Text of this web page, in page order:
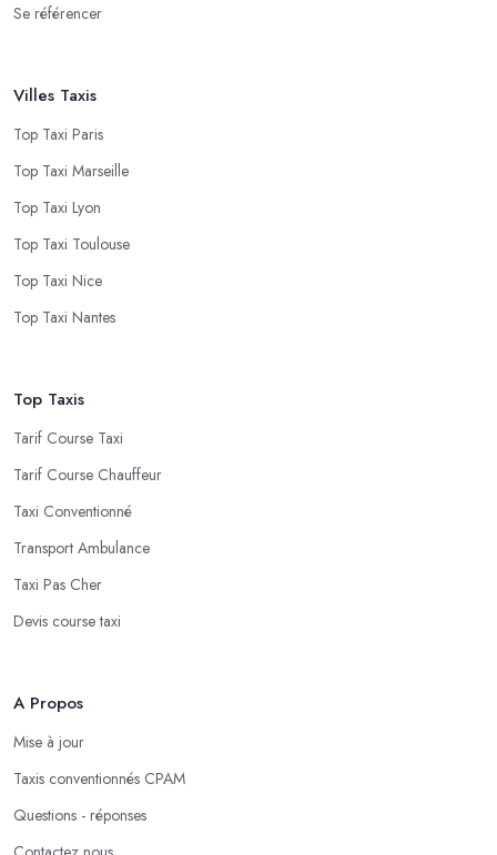
Se référencer
Villes Taxis
Top Taxi Paris
Top Taxi Marseille
Top Taxi Lyon
Top Taxi Toulouse
Top Taxi Nice
Top Taxi Nantes
Top Taxis
Tarif Course Taxi
Tarif Course Chauffeur
Taxi Conventionné
Transport Ambulance
Taxi Pas Cher
Devis course taxi
A Propos
Mise à jour
Taxis conventionnés CPAM
Questions - réponses